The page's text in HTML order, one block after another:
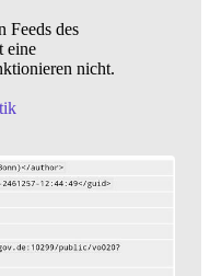
Feeds des
eine
nicht.